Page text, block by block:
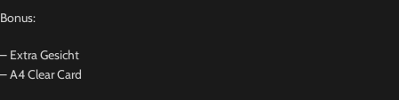
Bonus:
– Extra Gesicht
– A4 Clear Card